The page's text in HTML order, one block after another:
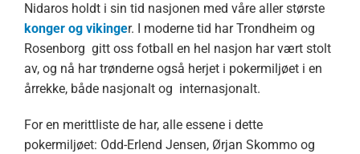
Nidaros holdt i sin tid nasjonen med våre aller største
konger og vikinger. I moderne tid har Trondheim og
Rosenborg gitt oss fotball en hel nasjon har vært stolt
av, og nå har trønderne også herjet i pokermiljøet i en
årrekke, både nasjonalt og internasjonalt.
For en merittliste de har, alle essene i dette
pokermiljøet: Odd-Erlend Jensen, Ørjan Skommo og